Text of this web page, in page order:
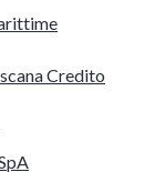
Credito